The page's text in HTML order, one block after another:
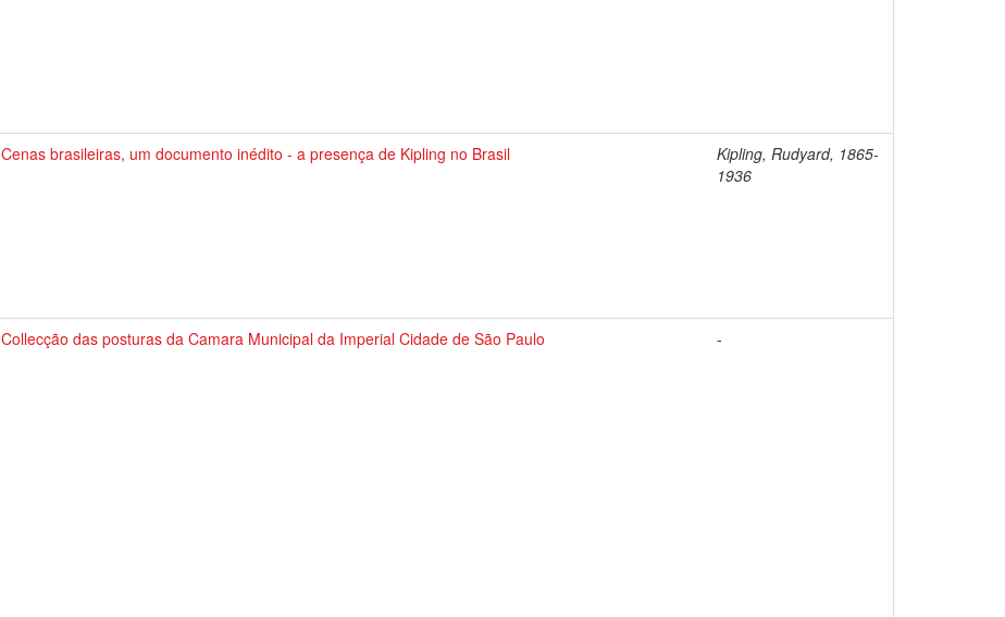
Cenas brasileiras, um documento inédito - a presença de Kipling no Brasil
Kipling, Rudyard, 1865-
1936
Collecção das posturas da Camara Municipal da Imperial Cidade de São Paulo -